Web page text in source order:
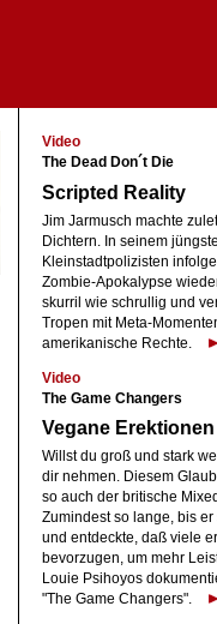
Video
The Dead Don´t Die
Scripted Reality
Jim Jarmusch machte
Dichtern. In seinem
Kleinstadtpolizisten
Zombie-Apokalypse
skurril wie schrullig und
Tropen mit Meta-
amerikanische Rechte.
Video
The Game Changers
Vegane Erektionen
Willst du groß und stark
dir nehmen. Diesem
so auch der britische
Zumindest so lange, bis
und entdeckte, daß viele
bevorzugen, um mehr
Louie Psihoyos
"The Game Changers".